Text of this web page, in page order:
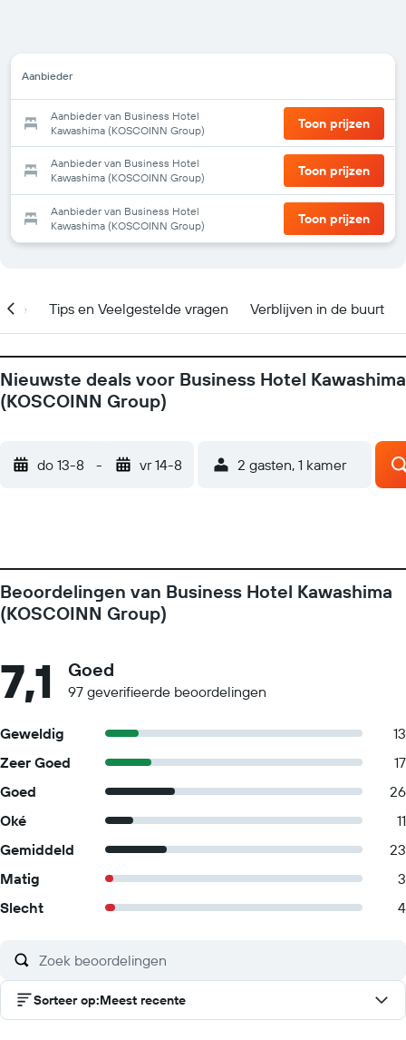
Aanbieder
Aanbieder van Business Hotel
Kawashima (KOSCOINN Group)
Toon prijzen
Aanbieder van Business Hotel
Kawashima (KOSCOINN Group)
Toon prijzen
Aanbieder van Business Hotel
Kawashima (KOSCOINN Group)
Toon prijzen
Tips en Veelgestelde vragen Verblijven in de buurt
Nieuwste deals voor Business Hotel Kawashima
(KOSCOINN Group)
do 13-8 - vr 14-8 2 gasten, 1 kamer
Beoordelingen van Business Hotel Kawashima
(KOSCOINN Group)
7,1 Goed
97 geverifieerde beoordelingen
Geweldig
13
Zeer Goed
17
Goed
26
Oké
11
Gemiddeld
23
Matig
3
Slecht
4
Sorteer op:Meest recente